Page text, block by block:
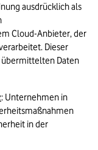
ausdrücklich als
Cloud-Anbieter, der
Dieser
übermittelten Daten
: Unternehmen in
in der